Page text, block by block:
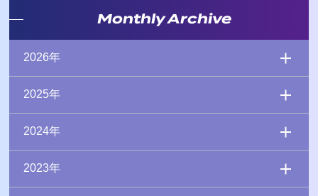
Monthly Archive
2026年
2025年
2024年
2023年